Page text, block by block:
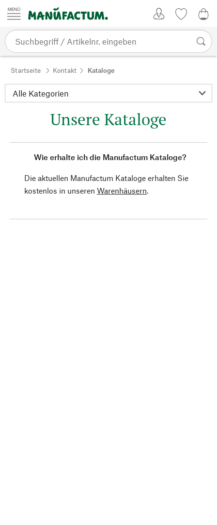
Zum Inhalt springen
Startseite Kontakt Kataloge
Unsere Kataloge
Wie erhalte ich die Manufactum Kataloge?
Die aktuellen Manufactum Kataloge erhalten Sie
kostenlos in unseren Warenhäusern.